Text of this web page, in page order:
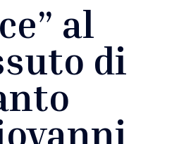
al
di